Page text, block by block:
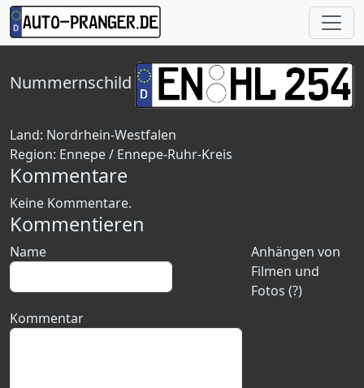
Nummernschild
Land: Nordrhein-Westfalen
Region: Ennepe / Ennepe-Ruhr-Kreis
Kommentare
Keine Kommentare.
Kommentieren
Anhängen von
Filmen und
Fotos (?)
Name
Kommentar